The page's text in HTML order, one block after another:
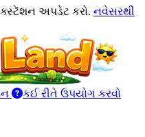
અપડેટ કરો. નવેસરથી
કઈ રીતે ઉપયોગ કરવો